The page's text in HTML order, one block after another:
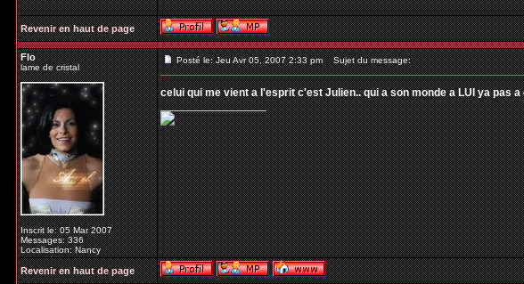
Revenir en haut de page
Flo
lame de cristal
Inscrit le: 05 Mar 2007
Messages: 336
Localisation: Nancy
Posté le: Jeu Avr 05, 2007 2:33 pm Sujet du message:
celui qui me vient a l'esprit c'est Julien.. qui a son monde a LUI ya pas
_________________
Revenir en haut de page